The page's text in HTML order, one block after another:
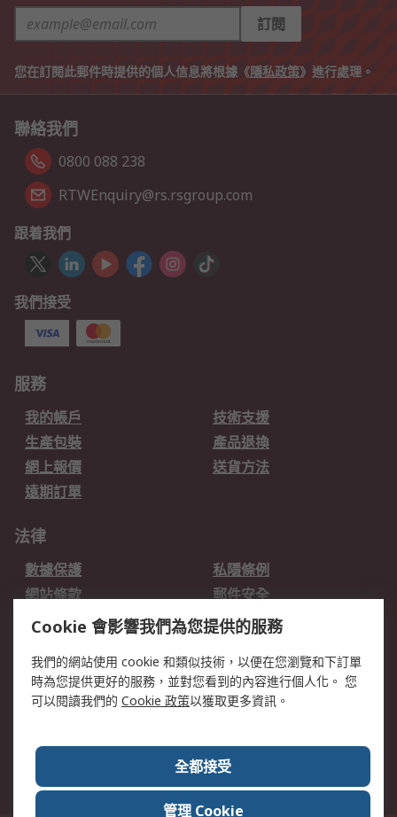
訂閱
您在訂閱此郵件時提供的個人信息將根據《隱私政策》進行處理。
聯絡我們
0800 088 238
RTWEnquiry@rs.rsgroup.com
跟着我們
我們接受
服務
我的帳戶
技術支援
生產包裝
產品退換
網上報價
送貨方法
遠期訂單
法律
數據保護
私隱條例
網站條款
郵件安全
销售条款和条件
關於RS
RS的歷史
關於RS
加入我們
新聞中心
RS銷售條款
Cookie 會影響我們為您提供的服務
我們的網站使用 cookie 和類似技術，以便在您瀏覽和下訂單
時為您提供更好的服務，並對您看到的內容進行個人化。 您
可以閱讀我們的 Cookie 政策以獲取更多資訊。
全都接受
管理 Cookie